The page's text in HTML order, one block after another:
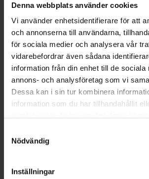
Denna webbplats använder cookies
Vi använder enhetsidentifierare för att
och annonserna till användarna,
för sociala medier och analysera vår
vidarebefordrar även sådana
information från din enhet till de sociala
annons- och analysföretag som vi
Dessa kan i sin tur kombinera
information som du har tillhandahållit
återkalla ditt samtycke via webbplatsens
cookieinställningar. Ett återkallat
lagligheten av behandling som skett
Nödvändig
Inställningar
Aktuella erbjudanden
Beskrivning
EAN:07613421108489
Bipacksedel från FASS
Kronans Apotek finns här för dig. Du